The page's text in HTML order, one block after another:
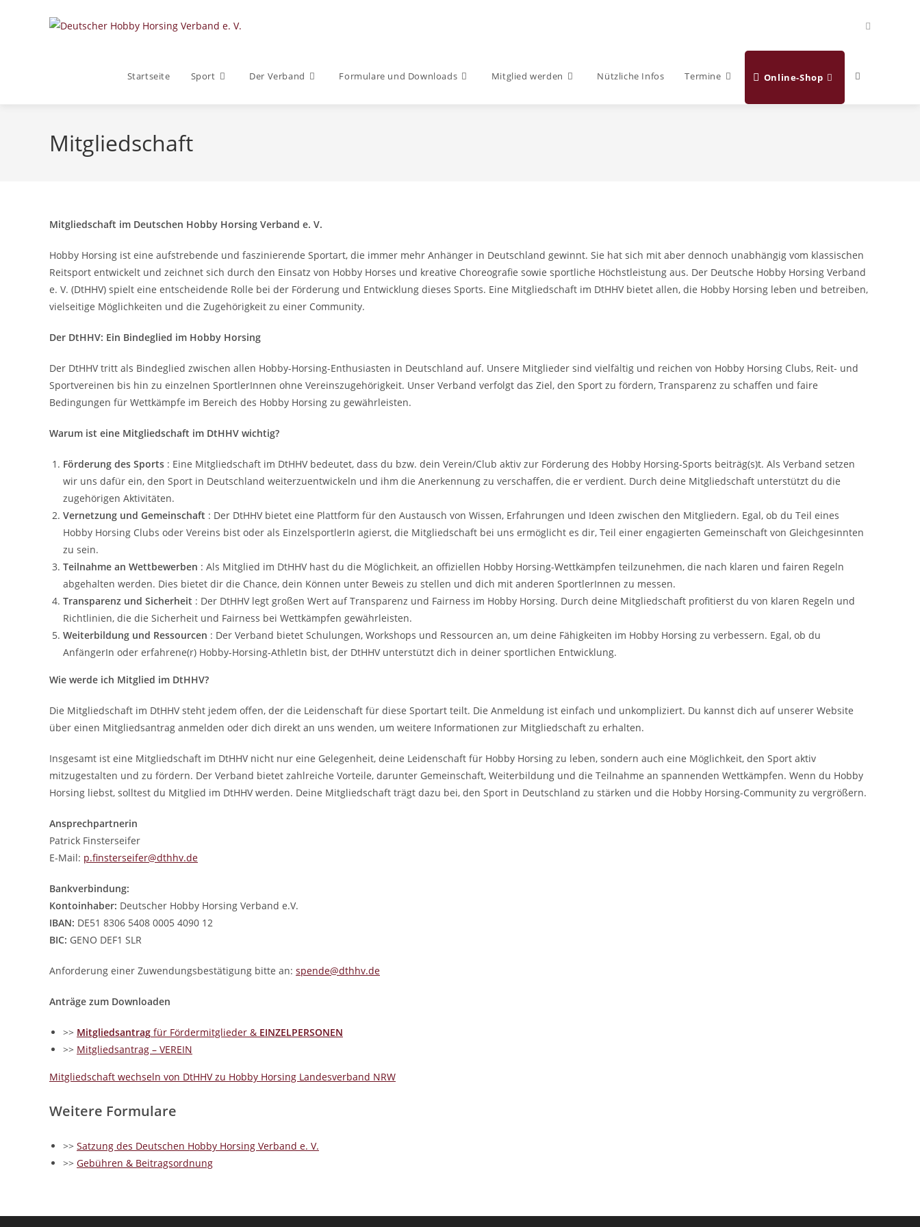
Startseite Sport Der Verband Formulare und Downloads Mitglied werden Nützliche Infos Termine Online-Shop Website-
Mitgliedschaft
Mitgliedschaft im Deutschen Hobby Horsing Verband e. V.
Hobby Horsing ist eine aufstrebende und faszinierende Sportart, die immer mehr Anhänger in Deutschland gewinnt. Sie hat sich mit aber dennoch unabhängig vom klassischen
Reitsport entwickelt und zeichnet sich durch den Einsatz von Hobby Horses und kreative Choreografie sowie sportliche Höchstleistung aus. Der Deutsche Hobby Horsing Verband
e. V. (DtHHV) spielt eine entscheidende Rolle bei der Förderung und Entwicklung dieses Sports. Eine Mitgliedschaft im DtHHV bietet allen, die Hobby Horsing leben und betreiben,
vielseitige Möglichkeiten und die Zugehörigkeit zu einer Community.
Der DtHHV: Ein Bindeglied im Hobby Horsing
Der DtHHV tritt als Bindeglied zwischen allen Hobby-Horsing-Enthusiasten in Deutschland auf. Unsere Mitglieder sind vielfältig und reichen von Hobby Horsing Clubs, Reit- und
Sportvereinen bis hin zu einzelnen SportlerInnen ohne Vereinszugehörigkeit. Unser Verband verfolgt das Ziel, den Sport zu fördern, Transparenz zu schaffen und faire
Bedingungen für Wettkämpfe im Bereich des Hobby Horsing zu gewährleisten.
Warum ist eine Mitgliedschaft im DtHHV wichtig?
Förderung des Sports : Eine Mitgliedschaft im DtHHV bedeutet, dass du bzw. dein Verein/Club aktiv zur Förderung des Hobby Horsing-Sports beiträg(s)t. Als Verband setzen
wir uns dafür ein, den Sport in Deutschland weiterzuentwickeln und ihm die Anerkennung zu verschaffen, die er verdient. Durch deine Mitgliedschaft unterstützt du die
zugehörigen Aktivitäten.
Vernetzung und Gemeinschaft : Der DtHHV bietet eine Plattform für den Austausch von Wissen, Erfahrungen und Ideen zwischen den Mitgliedern. Egal, ob du Teil eines
Hobby Horsing Clubs oder Vereins bist oder als EinzelsportlerIn agierst, die Mitgliedschaft bei uns ermöglicht es dir, Teil einer engagierten Gemeinschaft von Gleichgesinnten
zu sein.
Teilnahme an Wettbewerben : Als Mitglied im DtHHV hast du die Möglichkeit, an offiziellen Hobby Horsing-Wettkämpfen teilzunehmen, die nach klaren und fairen Regeln
abgehalten werden. Dies bietet dir die Chance, dein Können unter Beweis zu stellen und dich mit anderen SportlerInnen zu messen.
Transparenz und Sicherheit : Der DtHHV legt großen Wert auf Transparenz und Fairness im Hobby Horsing. Durch deine Mitgliedschaft profitierst du von klaren Regeln und
Richtlinien, die die Sicherheit und Fairness bei Wettkämpfen gewährleisten.
Weiterbildung und Ressourcen : Der Verband bietet Schulungen, Workshops und Ressourcen an, um deine Fähigkeiten im Hobby Horsing zu verbessern. Egal, ob du
AnfängerIn oder erfahrene(r) Hobby-Horsing-AthletIn bist, der DtHHV unterstützt dich in deiner sportlichen Entwicklung.
Wie werde ich Mitglied im DtHHV?
Die Mitgliedschaft im DtHHV steht jedem offen, der die Leidenschaft für diese Sportart teilt. Die Anmeldung ist einfach und unkompliziert. Du kannst dich auf unserer Website
über einen Mitgliedsantrag anmelden oder dich direkt an uns wenden, um weitere Informationen zur Mitgliedschaft zu erhalten.
Insgesamt ist eine Mitgliedschaft im DtHHV nicht nur eine Gelegenheit, deine Leidenschaft für Hobby Horsing zu leben, sondern auch eine Möglichkeit, den Sport aktiv
mitzugestalten und zu fördern. Der Verband bietet zahlreiche Vorteile, darunter Gemeinschaft, Weiterbildung und die Teilnahme an spannenden Wettkämpfen. Wenn du Hobby
Horsing liebst, solltest du Mitglied im DtHHV werden. Deine Mitgliedschaft trägt dazu bei, den Sport in Deutschland zu stärken und die Hobby Horsing-Community zu vergrößern.
Ansprechpartnerin
Patrick Finsterseifer
E-Mail: p.finsterseifer@dthhv.de
Bankverbindung:
Kontoinhaber: Deutscher Hobby Horsing Verband e.V.
IBAN: DE51 8306 5408 0005 4090 12
BIC: GENO DEF1 SLR
Anforderung einer Zuwendungsbestätigung bitte an: spende@dthhv.de
Anträge zum Downloaden
>> Mitgliedsantrag für Fördermitglieder & EINZELPERSONEN
>> Mitgliedsantrag – VEREIN
Mitgliedschaft wechseln von DtHHV zu Hobby Horsing Landesverband NRW
Weitere Formulare
>> Satzung des Deutschen Hobby Horsing Verband e. V.
>> Gebühren & Beitragsordnung